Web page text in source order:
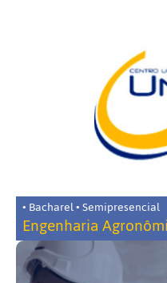
• Bacharel • Semipresencial
Engenharia